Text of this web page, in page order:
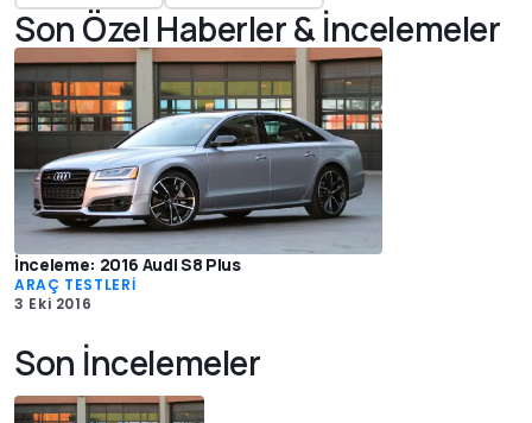
Son Özel Haberler & İncelemeler
İnceleme: 2016 Audi S8 Plus
ARAÇ TESTLERİ
3 Eki 2016
Son İncelemeler